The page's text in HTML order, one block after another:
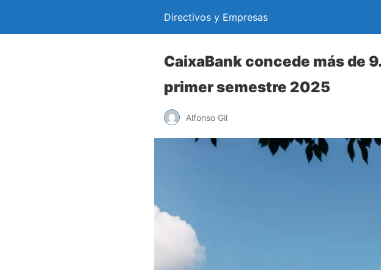
Directivos y Empresas
CaixaBank concede más de
primer semestre 2025
Alfonso Gil